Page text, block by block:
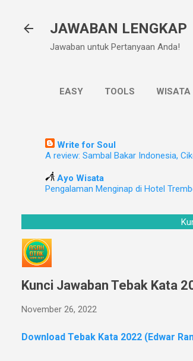
JAWABAN LENGKAP
Jawaban untuk Pertanyaan Anda!
EASY TOOLS WISATA
Write for Soul
A review: Sambal Bakar Indonesia,
Ayo Wisata
Pengalaman Menginap di Hotel
Kunci Jawaban Tebak Kata
November 26, 2022
Download Tebak Kata 2022 (Edwar